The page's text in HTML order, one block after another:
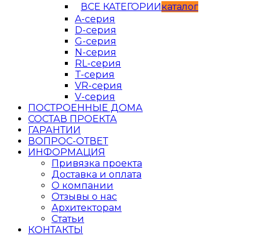
ВСЕ КАТЕГОРИИкaтaлог
A-серия
D-серия
G-серия
N-серия
RL-серия
T-серия
VR-серия
V-серия
ПОСТРОЕННЫЕ ДОМА
СОСТАВ ПРОЕКТА
ГАРАНТИИ
ВОПРОС-ОТВЕТ
ИНФОРМАЦИЯ
Привязка проекта
Доставка и оплата
О компании
Отзывы о нас
Архитекторам
Статьи
КОНТАКТЫ